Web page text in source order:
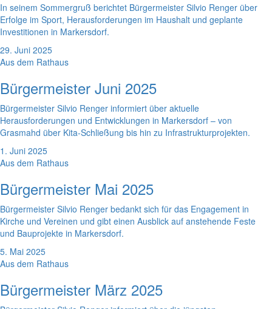
In seinem Sommergruß berichtet Bürgermeister Silvio Renger über
Erfolge im Sport, Herausforderungen im Haushalt und geplante
Investitionen in Markersdorf.
29. Juni 2025
Aus dem Rathaus
Bürgermeister Juni 2025
Bürgermeister Silvio Renger informiert über aktuelle
Herausforderungen und Entwicklungen in Markersdorf – von
Grasmahd über Kita-Schließung bis hin zu Infrastrukturprojekten.
1. Juni 2025
Aus dem Rathaus
Bürgermeister Mai 2025
Bürgermeister Silvio Renger bedankt sich für das Engagement in
Kirche und Vereinen und gibt einen Ausblick auf anstehende Feste
und Bauprojekte in Markersdorf.
5. Mai 2025
Aus dem Rathaus
Bürgermeister März 2025